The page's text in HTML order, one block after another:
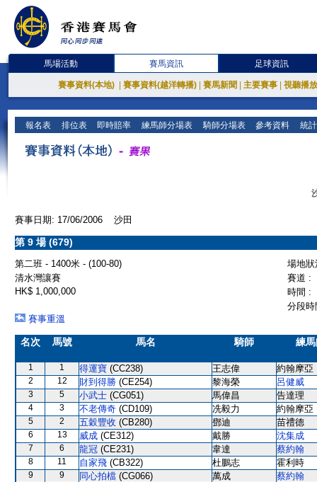
馬場活動 賽馬資訊 足球資訊
賽事資料(本地) 賽事資料(越洋轉播) 賽馬新聞 主要賽事 視聽播
報名表 排位表 即時賠率 練馬師分場表 騎師分場表 參考資料 統
賽事日期: 17/06/2006 沙田
第 9 場 (679)
第二班 - 1400米 - (100-80)
場地
清水灣讓賽
賽道 :
HK$ 1,000,000
時間 :
分段
賽事重溫
名次 馬號 馬名 騎師 練
1 1 得運寶 (CC238) 王志偉 約翰摩亞
2 12 財到得勝 (CE254) 黎海榮 呂健威
3 5 小武士 (CG051) 馬偉昌 告達理
4 3 不老傳奇 (CD109) 冼毅力 約翰摩亞
5 2 五穀豐收 (CB280) 鄧迪 苗禮德
6 13 威成 (CE312) 戴勝 沈集成
7 6 龍冠 (CE231) 韋達 蔡約翰
8 11 自家飛 (CB322) 杜鵬志 霍利時
9 9 同心拍檔 (CG066) 萬成 蔡約翰